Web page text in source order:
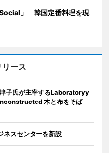
」 韓国定番料理を現
リース
子氏が主宰するLaboratoryy
木と布をそば
ネスセンターを新設